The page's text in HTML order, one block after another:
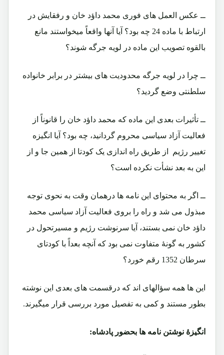
ــ عکس العمل های فوری محمد داؤد خان و رفقایش در
ارتباط با ماده 24 چه بود؟ آیا آنها واقعاً میخواستند مانع
بالقوه تصویب این ماده در لویه جرگه شوند؟
ــ چرا در لویه جرگه محدودیت های بیشتر در برابر خانواده
سلطنتی وضع گردید؟
ــ تأثیرات بعدی این ماده که محمد داؤد خان را قانوناً از
فعالیت آزاد سیاسی محروم گردانید، چه بود؟ آیا انگیزه
تغییر رژیم از طریق راه اندازی یک کودتا از همین جا و از
این به بعد نشأت نکرده است؟
ــ اگر به محتوای این نامه ها درهمان وقت به نحوی توجه
مبذول می شد و راه را بروی فعالیت آزاد سیاسی محمد
داؤد خان نمی بستند، آیا سرنوشت رژیم و مسیرتحول در
کشور به گونۀ متفاوت نمی بود که آنچه بعداً با کودتای
سرطان 1352 رقم خورد؟
این ها همه سؤالهای اند که درقسمت های بعدی این نوشته
بطور مستند و کمی به تفصیل مورد بررسی قرار میگیرند.
انگیزۀ نوشتن نامه ها بحضور پادشاه: